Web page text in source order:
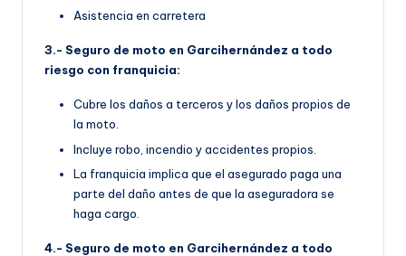
Asistencia en carretera
3.- Seguro de moto en Garcihernández a todo
riesgo con franquicia:
Cubre los daños a terceros y los daños propios de
la moto.
Incluye robo, incendio y accidentes propios.
La franquicia implica que el asegurado paga una
parte del daño antes de que la aseguradora se
haga cargo.
4.- Seguro de moto en Garcihernández a todo